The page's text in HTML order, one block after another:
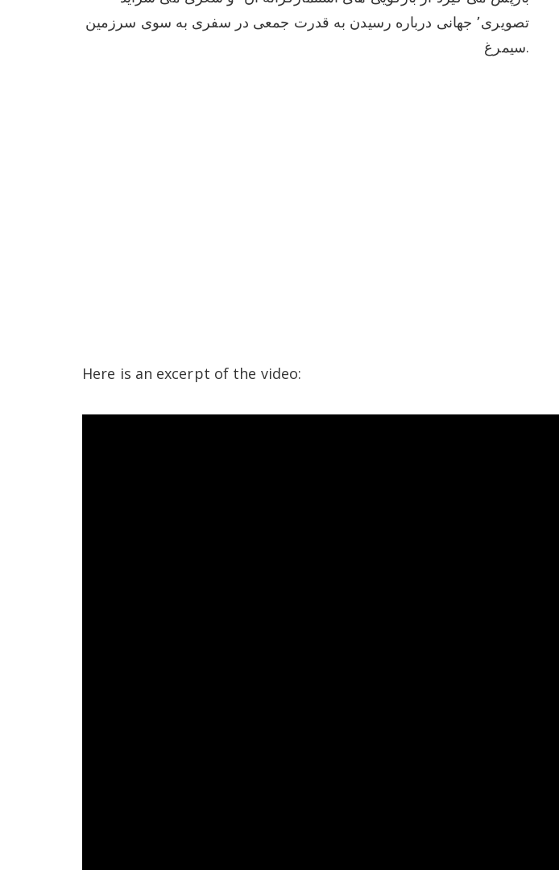
تصویری٬ جهانی درباره رسیدن به قدرت جمعی در سفری به سوی سرزمین
سیمرغ.
Here is an excerpt of the video: